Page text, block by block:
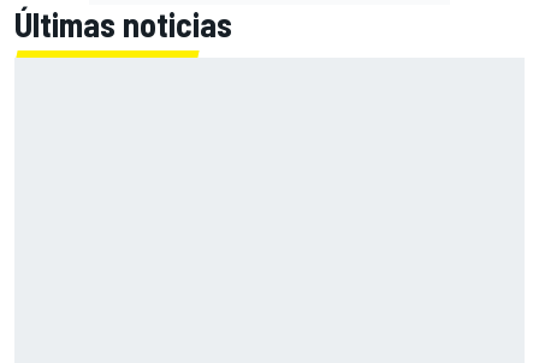
Últimas noticias